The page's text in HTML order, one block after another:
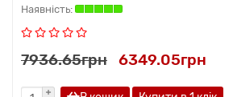
7936.65грн 6349.05грн